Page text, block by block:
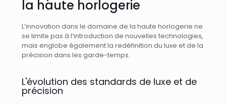
la haute horlogerie
L’innovation dans le domaine de la haute horlogerie ne
se limite pas à l’introduction de nouvelles technologies,
mais englobe également la redéfinition du luxe et de la
précision dans les garde-temps.
L'évolution des standards de luxe et de
précision